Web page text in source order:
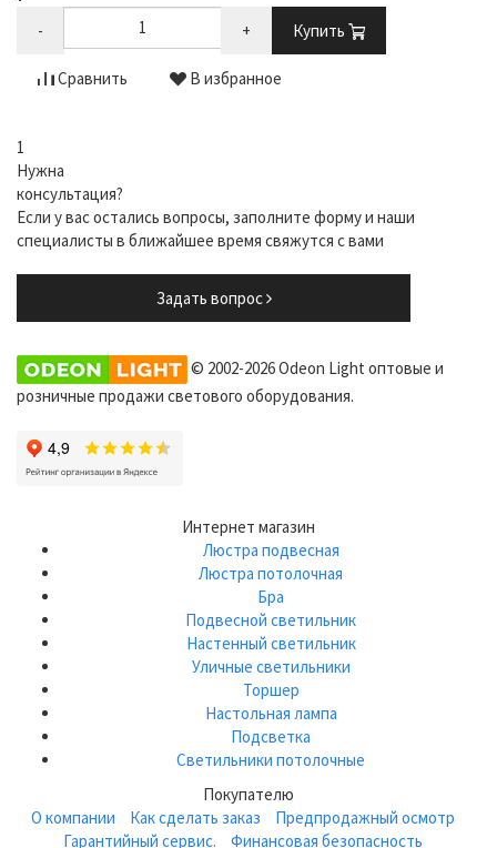
- + Купить
Сравнить В избранное
1
Нужна
консультация?
Если у вас остались вопросы, заполните форму и наши
специалисты в ближайшее время свяжутся с вами
Задать вопрос
© 2002-2026 Odeon Light оптовые и
розничные продажи светового оборудования.
Интернет магазин
Люстра подвесная
Люстра потолочная
Бра
Подвесной светильник
Настенный светильник
Уличные светильники
Торшер
Настольная лампа
Подсветка
Светильники потолочные
Покупателю
О компании
Как сделать заказ
Предпродажный осмотр
Гарантийный сервис.
Финансовая безопасность